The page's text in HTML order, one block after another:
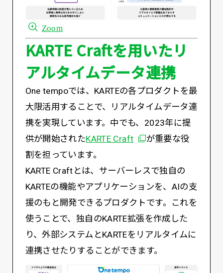
Zoom
KARTE Craftを用いたリ
アルタイムデータ連携
One tempoでは、KARTEの各プロダクトを最
大限活用することで、リアルタイムデータ連
携を実現しています。中でも、2023年に提
供が開始されたKARTE Craft別ウィンドウで開く
が重要な役
割を担っています。
KARTE Craftとは、サーバーレスで独自の
KARTEの機能やアプリケーションを、AIの支
援のもと開発できるプロダクトです。これを
使うことで、独自のKARTE拡張を作成した
り、外部システムとKARTEをリアルタイムに
連携させたりすることができます。